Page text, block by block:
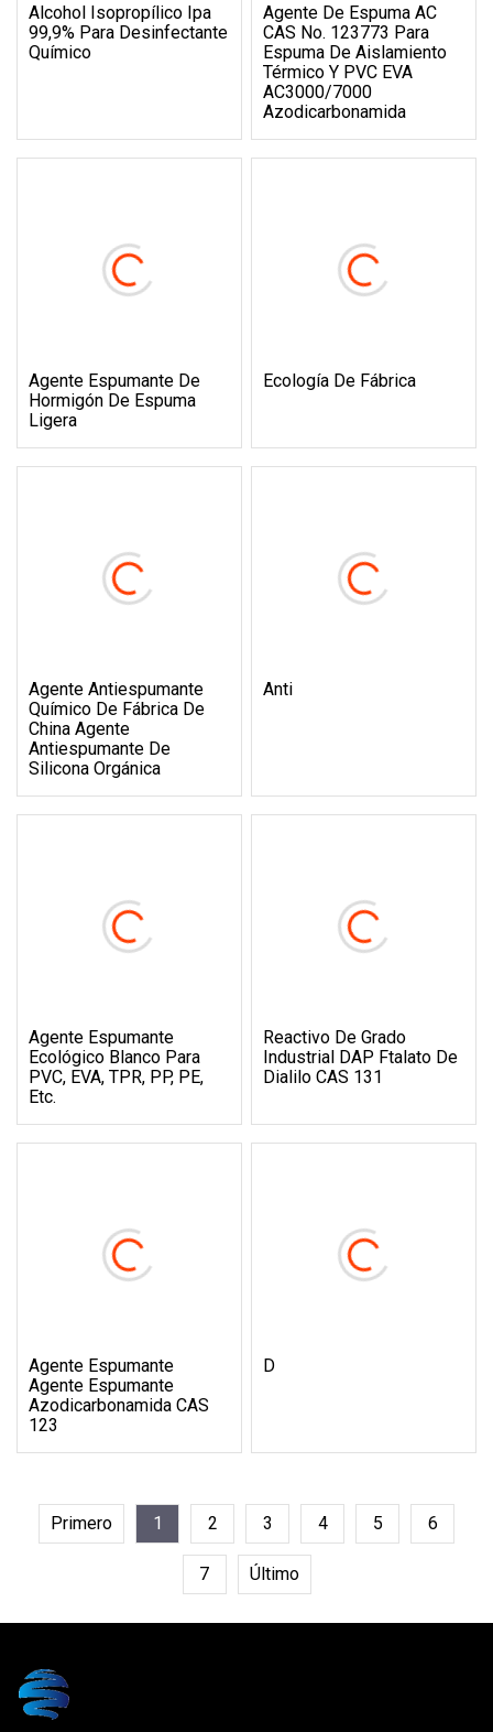
Alcohol Isopropílico Ipa
99,9% Para Desinfectante
Químico
Agente De Espuma AC
CAS No. 123773 Para
Espuma De Aislamiento
Térmico Y PVC EVA
AC3000/7000
Azodicarbonamida
Agente Espumante De
Hormigón De Espuma
Ligera
Ecología De Fábrica
Agente Antiespumante
Químico De Fábrica De
China Agente
Antiespumante De
Silicona Orgánica
Anti
Agente Espumante
Ecológico Blanco Para
PVC, EVA, TPR, PP, PE,
Etc.
Reactivo De Grado
Industrial DAP Ftalato De
Dialilo CAS 131
Agente Espumante
Agente Espumante
Azodicarbonamida CAS
123
D
Primero 1 2 3 4 5 6
7 Último